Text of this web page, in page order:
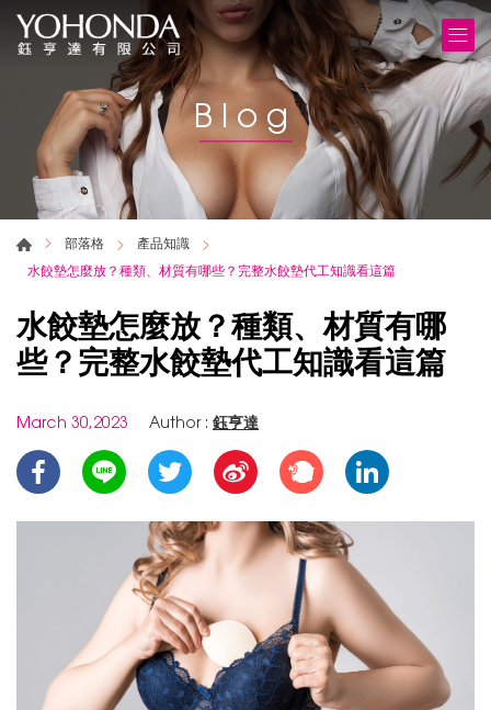
Blog
部落格
產品知識
水餃墊怎麼放？種類、材質有哪些？完整水餃墊代工知識看這篇
水餃墊怎麼放？種類、材質有哪
些？完整水餃墊代工知識看這篇
March 30,2023 Author : 鈺亨達